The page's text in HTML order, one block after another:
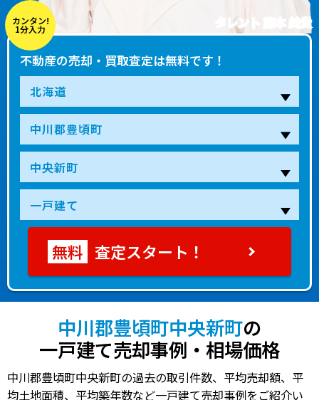
タレント 藤本 美貴
カンタン!
1分入力
不動産の売却・買取査定は無料です！
査定スタート！
中川郡豊頃町中央新町の
一戸建て売却事例・相場価格
中川郡豊頃町中央新町の過去の取引件数、平均売却額、平
均土地面積、平均築年数など一戸建て売却事例をご紹介い